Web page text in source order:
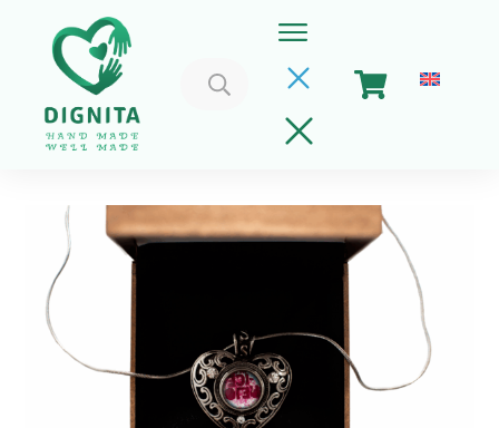
Caută
după: